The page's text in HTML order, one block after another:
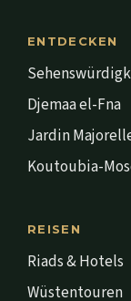
ENTDECKEN
Djemaa el-Fna
Jardin
Koutoubia-
REISEN
Riads & Hotels
Wüstentouren